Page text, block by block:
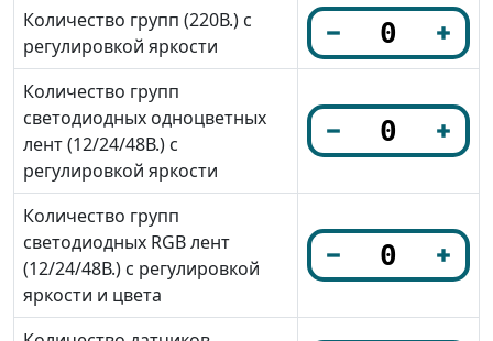
Количество групп (220В.) с
регулировкой яркости
Количество групп
светодиодных одноцветных
лент (12/24/48В.) с
регулировкой яркости
Количество групп
светодиодных RGB лент
(12/24/48В.) с регулировкой
яркости и цвета